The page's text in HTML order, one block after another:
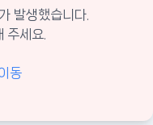
발생했습니다.
주세요.
동